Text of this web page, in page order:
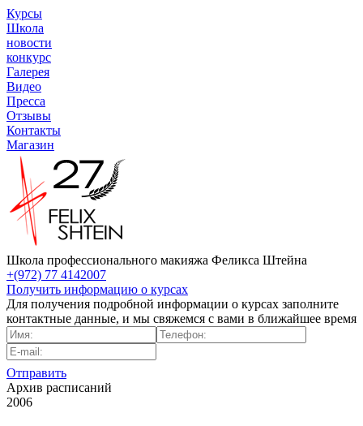
Курсы
Школа
новости
конкурс
Галерея
Видео
Пресса
Отзывы
Контакты
Магазин
Школа профессионального макияжа Феликса Штейна
+(972) 77 4142007
Получить информацию о курсах
Для получения подробной информации о курсах заполните
контактные данные, и мы свяжемся с вами в ближайшее время
Отправить
Архив расписаний
2006